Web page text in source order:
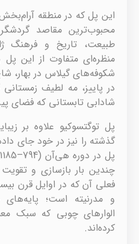
این پل که در منطقه
محبوب‌ترین مقاصد
طبیعت، تاریخ و فرهنگ
منظره‌ای متفاوت از این
شکوفه‌های گیلاس در بهار،
در پاییز، مه لطیف
شادابی تابستانی که فضای
پل توگتسوکیو علاوه بر
گذشته را نیز در خود جای
چندین بار بازسازی و
فعلی آن که در اوایل قرن
و مدرنیته است؛
الوارهای چوبی که سبک
کرده‌اند.